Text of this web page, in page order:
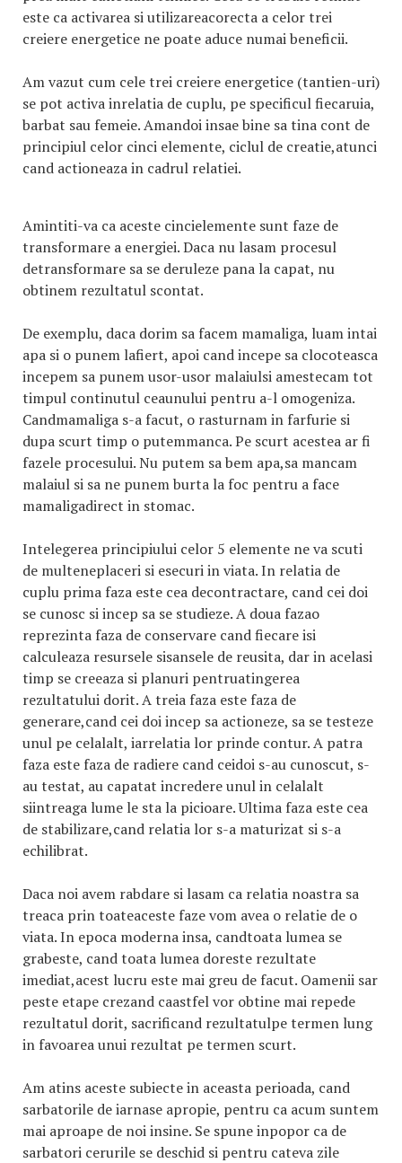
este ca activarea si utilizareacorecta a celor trei
creiere energetice ne poate aduce numai beneficii.
Am vazut cum cele trei creiere energetice (tantien-uri)
se pot activa inrelatia de cuplu, pe specificul fiecaruia,
barbat sau femeie. Amandoi insae bine sa tina cont de
principiul celor cinci elemente, ciclul de creatie,atunci
cand actioneaza in cadrul relatiei.
Amintiti-va ca aceste cincielemente sunt faze de
transformare a energiei. Daca nu lasam procesul
detransformare sa se deruleze pana la capat, nu
obtinem rezultatul scontat.
De exemplu, daca dorim sa facem mamaliga, luam intai
apa si o punem lafiert, apoi cand incepe sa clocoteasca
incepem sa punem usor-usor malaiulsi amestecam tot
timpul continutul ceaunului pentru a-l omogeniza.
Candmamaliga s-a facut, o rasturnam in farfurie si
dupa scurt timp o putemmanca. Pe scurt acestea ar fi
fazele procesului. Nu putem sa bem apa,sa mancam
malaiul si sa ne punem burta la foc pentru a face
mamaligadirect in stomac.
Intelegerea principiului celor 5 elemente ne va scuti
de multeneplaceri si esecuri in viata. In relatia de
cuplu prima faza este cea decontractare, cand cei doi
se cunosc si incep sa se studieze. A doua fazao
reprezinta faza de conservare cand fiecare isi
calculeaza resursele sisansele de reusita, dar in acelasi
timp se creeaza si planuri pentruatingerea
rezultatului dorit. A treia faza este faza de
generare,cand cei doi incep sa actioneze, sa se testeze
unul pe celalalt, iarrelatia lor prinde contur. A patra
faza este faza de radiere cand ceidoi s-au cunoscut, s-
au testat, au capatat incredere unul in celalalt
siintreaga lume le sta la picioare. Ultima faza este cea
de stabilizare,cand relatia lor s-a maturizat si s-a
echilibrat.
Daca noi avem rabdare si lasam ca relatia noastra sa
treaca prin toateaceste faze vom avea o relatie de o
viata. In epoca moderna insa, candtoata lumea se
grabeste, cand toata lumea doreste rezultate
imediat,acest lucru este mai greu de facut. Oamenii sar
peste etape crezand caastfel vor obtine mai repede
rezultatul dorit, sacrificand rezultatulpe termen lung
in favoarea unui rezultat pe termen scurt.
Am atins aceste subiecte in aceasta perioada, cand
sarbatorile de iarnase apropie, pentru ca acum suntem
mai aproape de noi insine. Se spune inpopor ca de
sarbatori cerurile se deschid si pentru cateva zile